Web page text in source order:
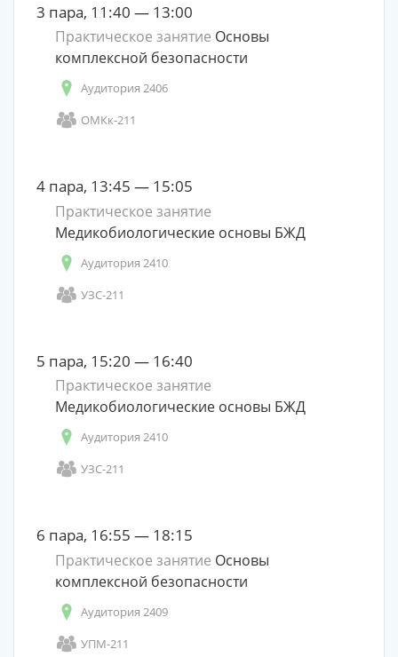
3 пара, 11:40 — 13:00
Практическое занятие Основы
комплексной безопасности
Аудитория 2406
ОМКк-211
4 пара, 13:45 — 15:05
Практическое занятие
Медикобиологические основы БЖД
Аудитория 2410
УЗС-211
5 пара, 15:20 — 16:40
Практическое занятие
Медикобиологические основы БЖД
Аудитория 2410
УЗС-211
6 пара, 16:55 — 18:15
Практическое занятие Основы
комплексной безопасности
Аудитория 2409
УПМ-211